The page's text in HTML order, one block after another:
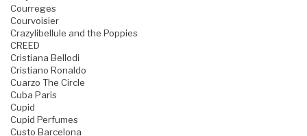
Courreges
Courvoisier
Crazylibellule and the Poppies
CREED
Cristiana Bellodi
Cristiano Ronaldo
Cuarzo The Circle
Cuba Paris
Cupid
Cupid Perfumes
Custo Barcelona